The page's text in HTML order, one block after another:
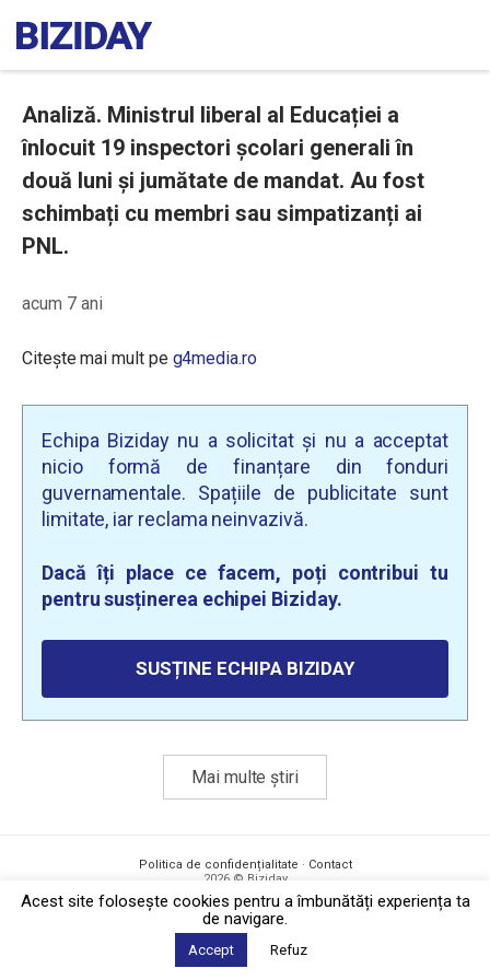
Analiză. Ministrul liberal al Educației a
înlocuit 19 inspectori școlari generali în
două luni și jumătate de mandat. Au fost
schimbați cu membri sau simpatizanți ai
PNL.
acum 7 ani
Citește mai mult pe g4media.ro
Echipa Biziday nu a solicitat și nu a acceptat
nicio formă de finanțare din fonduri
guvernamentale. Spațiile de publicitate sunt
limitate, iar reclama neinvazivă.
Dacă îți place ce facem, poți contribui tu
pentru susținerea echipei Biziday.
SUSȚINE ECHIPA BIZIDAY
Mai multe știri
Politica de confidențialitate · Contact
2026 © Biziday
Acest site foloseşte cookies pentru a îmbunătăți experiența ta
de navigare.
Accept Refuz